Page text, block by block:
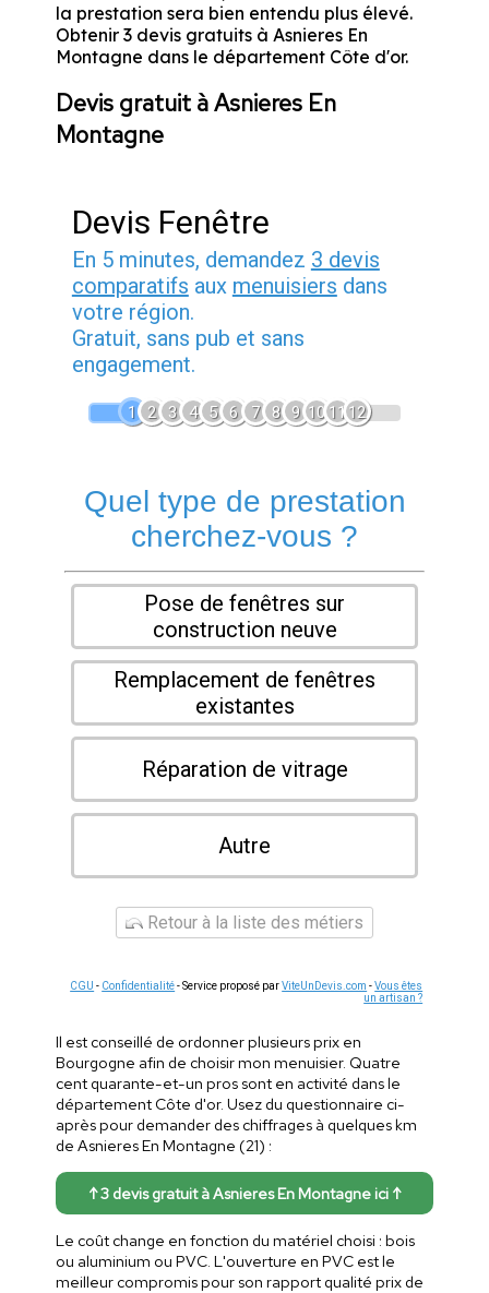
la prestation sera bien entendu plus élevé.
Obtenir 3 devis gratuits à Asnieres En
Montagne dans le département Côte d'or.
Devis gratuit à Asnieres En
Montagne
Devis Fenêtre
En 5 minutes, demandez 3 devis
comparatifs aux menuisiers dans
votre région.
Gratuit, sans pub et sans
engagement.
1 2 3 4 5 6 7 8 9 1011 12
Quel type de prestation
cherchez-vous ?
Pose de fenêtres sur
construction neuve
Remplacement de fenêtres
existantes
Réparation de vitrage
Autre
Retour à la liste des métiers
CGU - Confidentialité- Service proposé parViteUnDevis.com -Vous êtes
un artisan ?
Il est conseillé de ordonner plusieurs prix en
Bourgogne afin de choisir mon menuisier. Quatre
cent quarante-et-un pros sont en activité dans le
département Côte d'or. Usez du questionnaire ci-
après pour demander des chiffrages à quelques km
de Asnieres En Montagne (21) :
↑ 3 devis gratuit à Asnieres En Montagne ici ↑
Le coût change en fonction du matériel choisi : bois
ou aluminium ou PVC. L'ouverture en PVC est le
meilleur compromis pour son rapport qualité prix de